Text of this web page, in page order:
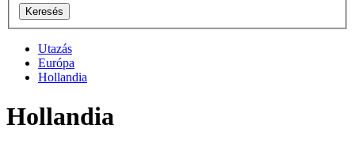
Keresés
Utazás
Európa
Hollandia
Hollandia